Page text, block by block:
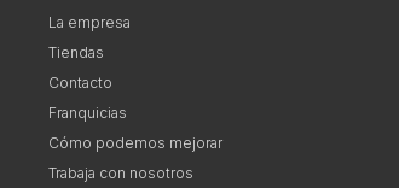
La empresa
Tiendas
Contacto
Franquicias
Cómo podemos mejorar
Trabaja con nosotros